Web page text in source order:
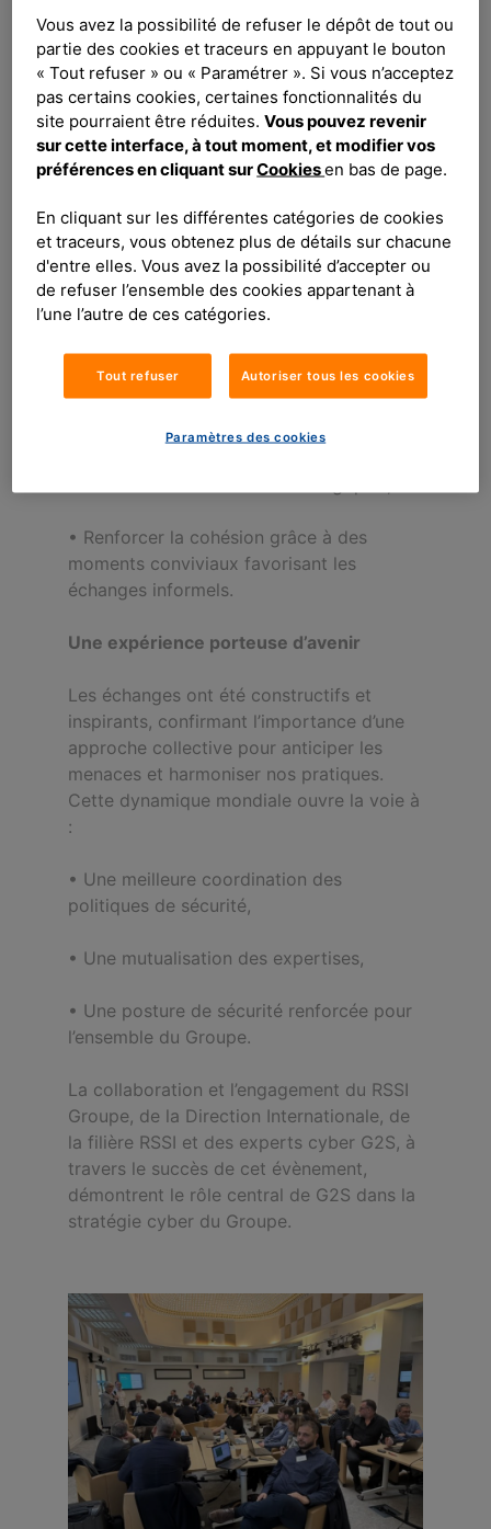
marque une étape stratégique dans notre
ambition de renforcer la cybersécurité à
l’échelle internationale.
Un format inédit pour une collaboration
renforcée
Cette première édition a réuni les RSSI des
entités françaises ainsi que ceux des
filiales internationales. Pendant deux jours,
les participants ont pu :
•Partager les enjeux et la vision globale
lors d’une séance plénière,
Échanger sur des sujets clés à travers
• Renforcer la cohésion grâce à des
moments conviviaux favorisant les
échanges informels.
Une expérience porteuse d’avenir
Les échanges ont été constructifs et
inspirants, confirmant l’importance d’une
approche collective pour anticiper les
menaces et harmoniser nos pratiques.
Cette dynamique mondiale ouvre la voie à
:
• Une meilleure coordination des
politiques de sécurité,
• Une mutualisation des expertises,
• Une posture de sécurité renforcée pour
l’ensemble du Groupe.
La collaboration et l’engagement du RSSI
Groupe, de la Direction Internationale, de
la filière RSSI et des experts cyber G2S, à
travers le succès de cet évènement,
démontrent le rôle central de G2S dans la
stratégie cyber du Groupe.
Vous avez la possibilité de refuser le dépôt de tout ou
partie des cookies et traceurs en appuyant le bouton
« Tout refuser » ou « Paramétrer ». Si vous n’acceptez
pas certains cookies, certaines fonctionnalités du
site pourraient être réduites.Vous pouvez revenir
sur cette interface, à tout moment, et modifier vos
préférences en cliquant surCookiesen bas de page.
En cliquant sur les différentes catégories de cookies
et traceurs, vous obtenez plus de détails sur chacune
d'entre elles. Vous avez la possibilité d’accepter ou
de refuser l’ensemble des cookies appartenant à
l’une l’autre de ces catégories.
Tout refuser Autoriser tous les cookies
Paramètres des cookies